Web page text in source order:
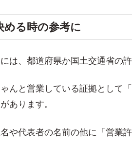
める時の参考に
は、都道府県か国土交通省の
んと営業している証拠として
あります。
や代表者の名前の他に「営業